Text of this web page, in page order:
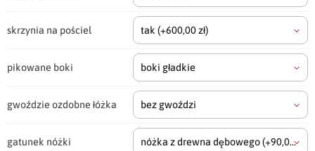
skrzynia na pościel tak (+600,00 zł)
pikowane boki boki gładkie
gwoździe ozdobne łóżka bez gwoździ
gatunek nóżki nóżka z drewna dębowego(+90,00 zł)